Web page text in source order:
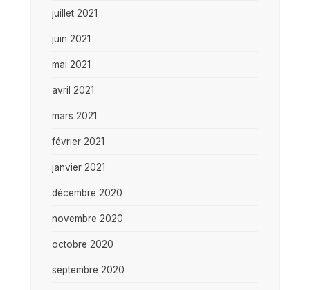
juillet 2021
juin 2021
mai 2021
avril 2021
mars 2021
février 2021
janvier 2021
décembre 2020
novembre 2020
octobre 2020
septembre 2020